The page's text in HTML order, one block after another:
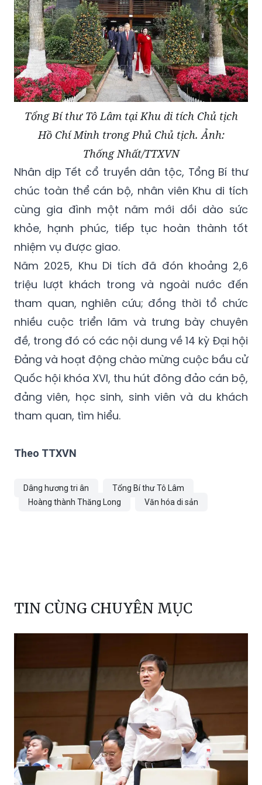
Tổng Bí thư Tô Lâm tại Khu di tích Chủ tịch
Hồ Chí Minh trong Phủ Chủ tịch. Ảnh:
Thống Nhất/TTXVN
Nhân dịp Tết cổ truyền dân tộc, Tổng Bí thư
chúc toàn thể cán bộ, nhân viên Khu di tích
cùng gia đình một năm mới dồi dào sức
khỏe, hạnh phúc, tiếp tục hoàn thành tốt
nhiệm vụ được giao.
Năm 2025, Khu Di tích đã đón khoảng 2,6
triệu lượt khách trong và ngoài nước đến
tham quan, nghiên cứu; đồng thời tổ chức
nhiều cuộc triển lãm và trưng bày chuyên
đề, trong đó có các nội dung về 14 kỳ Đại hội
Đảng và hoạt động chào mừng cuộc bầu cử
Quốc hội khóa XVI, thu hút đông đảo cán bộ,
đảng viên, học sinh, sinh viên và du khách
tham quan, tìm hiểu.
Theo TTXVN
Dâng hương tri ân
Tổng Bí thư Tô Lâm
Hoàng thành Thăng Long
Văn hóa di sản
TIN CÙNG CHUYÊN MỤC